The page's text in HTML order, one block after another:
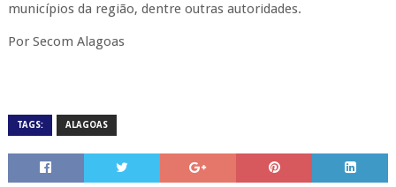
municípios da região, dentre outras autoridades.
Por Secom Alagoas
TAGS: ALAGOAS